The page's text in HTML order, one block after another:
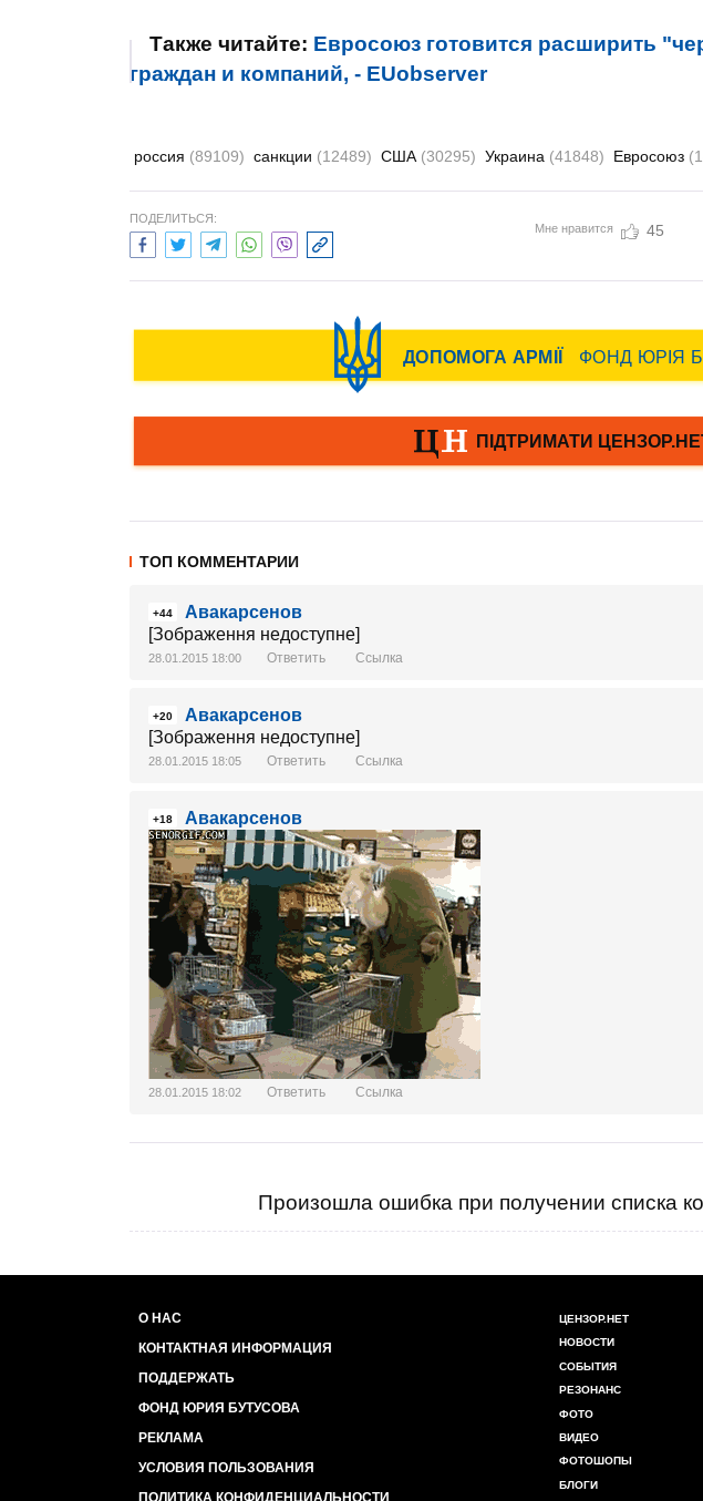
Также читайте: Евросоюз готовится расширить
граждан и компаний, - EUobserver
россия (89109) санкции (12489) США (30295) Украина (41848) Евросоюз
ПОДЕЛИТЬСЯ:
Мне нравится 45
ТОП КОММЕНТАРИИ
+44
Авакарсенов
[Зображення недоступне]
28.01.2015 18:00 Ответить Ссылка
+20
Авакарсенов
[Зображення недоступне]
28.01.2015 18:05 Ответить Ссылка
+18 Авакарсенов
28.01.2015 18:02 Ответить Ссылка
Произошла ошибка при получении списка
О НАС
КОНТАКТНАЯ ИНФОРМАЦИЯ
ПОДДЕРЖАТЬ
ФОНД ЮРИЯ БУТУСОВА
РЕКЛАМА
УСЛОВИЯ ПОЛЬЗОВАНИЯ
ПОЛИТИКА КОНФИДЕНЦИАЛЬНОСТИ
ЦЕНЗОР.НЕТ
НОВОСТИ
СОБЫТИЯ
РЕЗОНАНС
ФОТО
ВИДЕО
ФОТОШОПЫ
БЛОГИ